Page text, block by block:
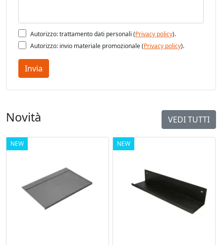
Autorizzo: trattamento dati personali (Privacy policy).
Autorizzo: invio materiale promozionale (Privacy policy).
Invia
Novità VEDI TUTTI
NEW NEW